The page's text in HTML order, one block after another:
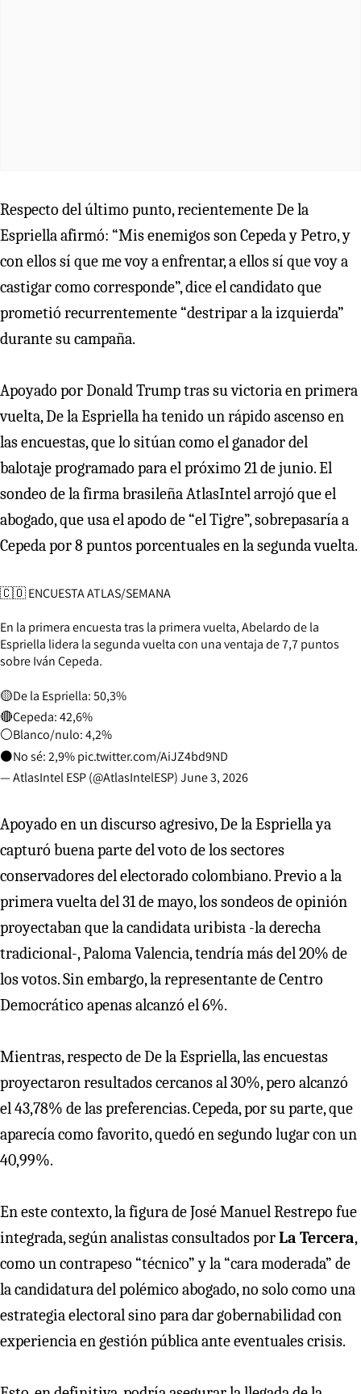
Respecto del último punto, recientemente De la
Espriella afirmó: “Mis enemigos son Cepeda y Petro, y
con ellos sí que me voy a enfrentar, a ellos sí que voy a
castigar como corresponde”, dice el candidato que
prometió recurrentemente “destripar a la izquierda”
durante su campaña.
Apoyado por Donald Trump tras su victoria en primera
vuelta, De la Espriella ha tenido un rápido ascenso en
las encuestas, que lo sitúan como el ganador del
balotaje programado para el próximo 21 de junio. El
sondeo de la firma brasileña AtlasIntel arrojó que el
abogado, que usa el apodo de “el Tigre”, sobrepasaría a
Cepeda por 8 puntos porcentuales en la segunda vuelta.
🇨🇴 ENCUESTA ATLAS/SEMANA
En la primera encuesta tras la primera vuelta, Abelardo de la
Espriella lidera la segunda vuelta con una ventaja de 7,7 puntos
sobre Iván Cepeda.
🟡De la Espriella: 50,3%
🔴Cepeda: 42,6%
⚪️Blanco/nulo: 4,2%
⚫️No sé: 2,9%pic.twitter.com/AiJZ4bd9ND
— AtlasIntel ESP (@AtlasIntelESP)June 3, 2026
Apoyado en un discurso agresivo, De la Espriella ya
capturó buena parte del voto de los sectores
conservadores del electorado colombiano. Previo a la
primera vuelta del 31 de mayo, los sondeos de opinión
proyectaban que la candidata uribista -la derecha
tradicional-, Paloma Valencia, tendría más del 20% de
los votos. Sin embargo, la representante de Centro
Democrático apenas alcanzó el 6%.
Mientras, respecto de De la Espriella, las encuestas
proyectaron resultados cercanos al 30%, pero alcanzó
el 43,78% de las preferencias. Cepeda, por su parte, que
aparecía como favorito, quedó en segundo lugar con un
40,99%.
En este contexto, la figura de José Manuel Restrepo fue
integrada, según analistas consultados porLa Tercera,
como un contrapeso “técnico” y la “cara moderada” de
la candidatura del polémico abogado, no solo como una
estrategia electoral sino para dar gobernabilidad con
experiencia en gestión pública ante eventuales crisis.